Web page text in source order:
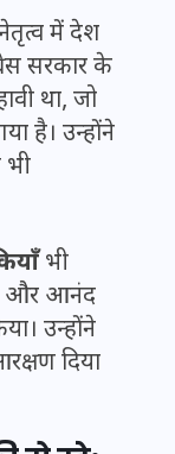
नेतृत्व में देश
सरकार के
था, जो
है। उन्होंने
भी
भी
और आनंद
उन्होंने
दिया